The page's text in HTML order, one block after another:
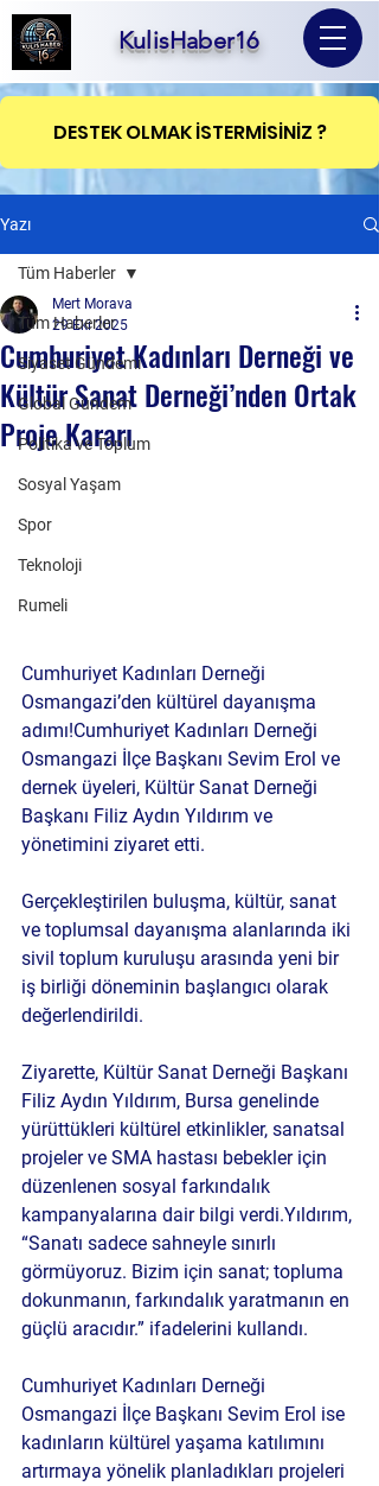
KulisHaber16
DESTEK OLMAK İSTERMİSİNİZ ?
Yazı
Tüm Haberler
Siyaset Gündemi
Global Gündem
Politika ve Toplum
Sosyal Yaşam
Spor
Teknoloji
Rumeli
Tüm Haberler
Cumhuriyet Kadınları Derneği ve
Kültür Sanat Derneği’nden Ortak
Proje Kararı
Mert Morava
29 Eki 2025
Cumhuriyet Kadınları Derneği
Osmangazi’den kültürel dayanışma
adımı!Cumhuriyet Kadınları Derneği
Osmangazi İlçe Başkanı Sevim Erol ve
dernek üyeleri, Kültür Sanat Derneği
Başkanı Filiz Aydın Yıldırım ve
yönetimini ziyaret etti.
Gerçekleştirilen buluşma, kültür, sanat
ve toplumsal dayanışma alanlarında iki
sivil toplum kuruluşu arasında yeni bir
iş birliği döneminin başlangıcı olarak
değerlendirildi.
Ziyarette, Kültür Sanat Derneği Başkanı
Filiz Aydın Yıldırım, Bursa genelinde
yürüttükleri kültürel etkinlikler, sanatsal
projeler ve SMA hastası bebekler için
düzenlenen sosyal farkındalık
kampanyalarına dair bilgi verdi.Yıldırım,
“Sanatı sadece sahneyle sınırlı
görmüyoruz. Bizim için sanat; topluma
dokunmanın, farkındalık yaratmanın en
güçlü aracıdır.” ifadelerini kullandı.
Cumhuriyet Kadınları Derneği
Osmangazi İlçe Başkanı Sevim Erol ise
kadınların kültürel yaşama katılımını
artırmaya yönelik planladıkları projeleri